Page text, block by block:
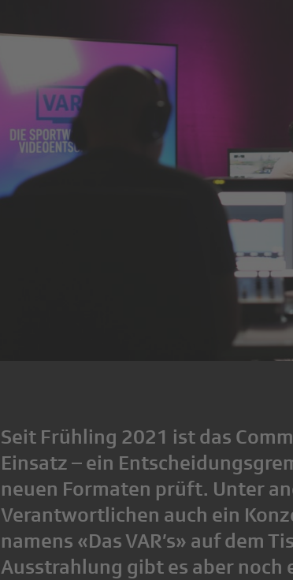
Seit Frühling 2021 ist das
Einsatz – ein
neuen Formaten prüft. Unter
Verantwortlichen auch ein
namens «Das VAR’s» auf dem
Ausstrahlung gibt es aber